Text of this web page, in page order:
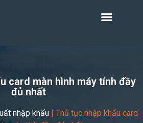
card màn hình máy tính đầy
đủ nhất
nhập khẩu | Thủ tục nhập khẩu card